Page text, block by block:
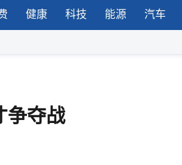
健康 科技 能源 汽车
争夺战